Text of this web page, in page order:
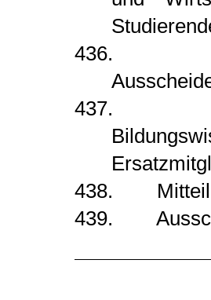
436.
437.
438.
439.